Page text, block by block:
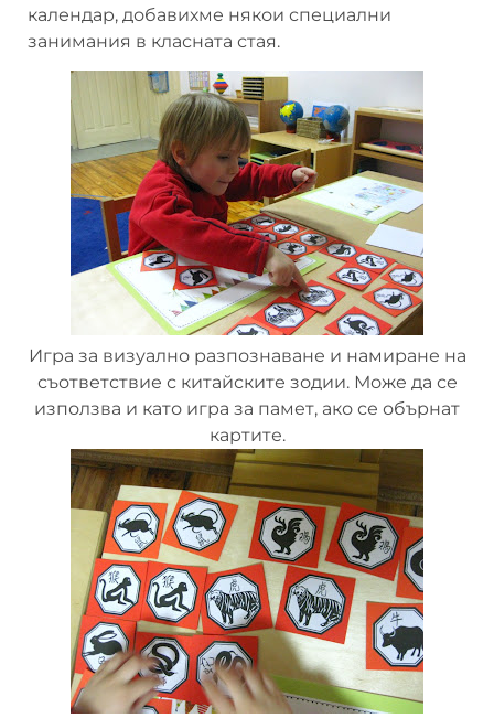
календар, добавихме някои специални
занимания в класната стая.
Игра за визуално разпознаване и намиране на
съответствие с китайските зодии. Може да се
използва и като игра за памет, ако се обърнат
картите.